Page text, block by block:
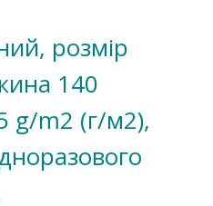
розмір
140
g/m2 (г/м2),